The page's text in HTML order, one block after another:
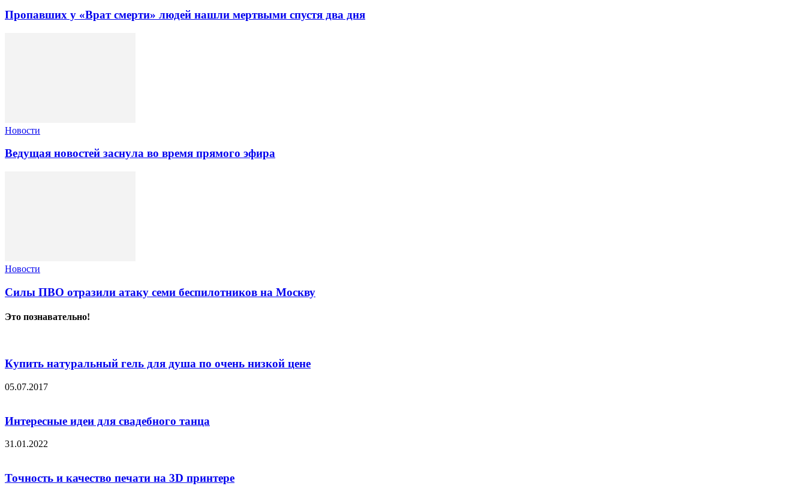
Пропавших у «Врат смерти» людей нашли мертвыми спустя два дня
Новости
Ведущая новостей заснула во время прямого эфира
Новости
Силы ПВО отразили атаку семи беспилотников на Москву
Это познавательно!
Купить натуральный гель для душа по очень низкой цене
05.07.2017
Интересные идеи для свадебного танца
31.01.2022
Точность и качество печати на 3D принтере